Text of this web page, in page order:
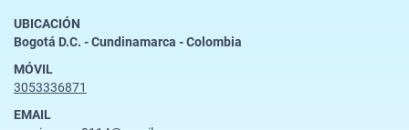
UBICACIÓN
Bogotá D.C. - Cundinamarca - Colombia
MÓVIL
3053336871
EMAIL